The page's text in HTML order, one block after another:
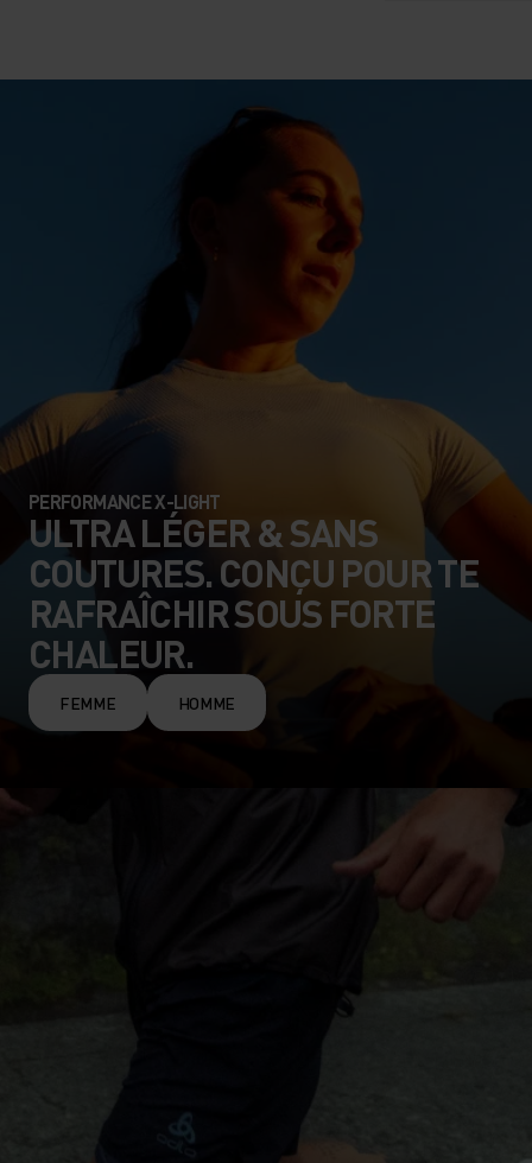
PERFORMANCE X-LIGHT
ULTRA LÉGER & SANS
COUTURES. CONÇU POUR TE
RAFRAÎCHIR SOUS FORTE
CHALEUR.
FEMME HOMME